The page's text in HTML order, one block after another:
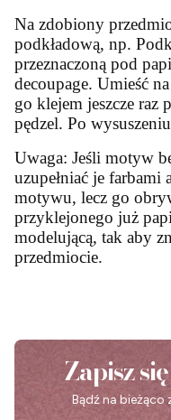
Na zdobiony
podkładową, np.
przeznaczoną pod
decoupage. Umieść
go klejem jeszcze raz
pędzel. Po
Uwaga: Jeśli motyw
uzupełniać je
motywu, lecz go
przyklejonego już
modelującą, tak aby
przedmiocie.
Zapisz
Bądź na